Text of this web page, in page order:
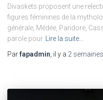
Divaskets proposent une
figures féminines de la
générale, Médée, Pandore,
parole pour
Lire la suite…
Parfapadmin , il y a 2 semaines